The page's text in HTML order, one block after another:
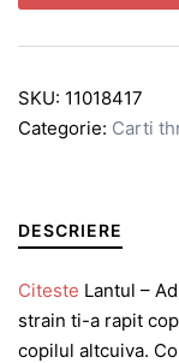
SKU: 11018417
Categorie: Carti
DESCRIERE
Citeste Lantul –
strain ti-a rapit
copilul altcuiva.